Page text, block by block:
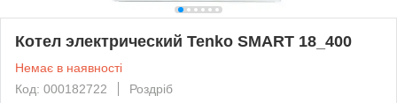
Котел электрический Tenko SMART 18_400
Немає в наявності
Код: 000182722
Роздріб